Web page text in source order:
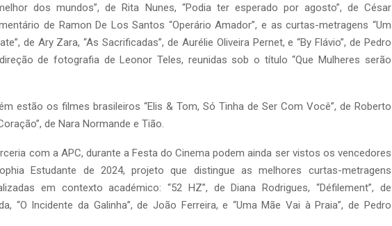
dos mundos”, de Rita Nunes, “Podia ter esperado por agosto”, de César
de Ramon De Los Santos “Operário Amador”, e as curtas-metragens “Um
de Ary Zara, “As Sacrificadas”, de Aurélie Oliveira Pernet, e “By Flávio”, de Pedro
de fotografia de Leonor Teles, reunidas sob o título “Que Mulheres serão
estão os filmes brasileiros “Elis & Tom, Só Tinha de Ser Com Você”, de Roberto
de Nara Normande e Tião.
com a APC, durante a Festa do Cinema podem ainda ser vistos os vencedores
Estudante de 2024, projeto que distingue as melhores curtas-metragens
em contexto académico: “52 HZ”, de Diana Rodrigues, “Défilement”, de
“O Incidente da Galinha”, de João Ferreira, e “Uma Mãe Vai à Praia”, de Pedro